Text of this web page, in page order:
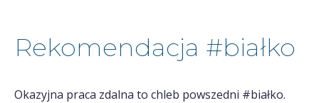
Rekomendacja #białko
Okazyjna praca zdalna to chleb powszedni #białko.